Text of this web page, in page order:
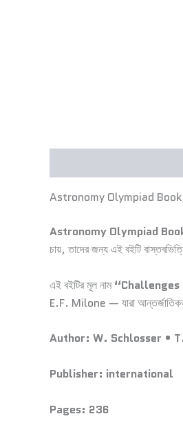
Astronomy Olympiad Book:
Astronomy Olympiad
চায়, তাদের জন্য এই বইটি
এই বইটির মূল নাম
E.F. Milone — যারা
Author: W. Schlosser •
Publisher: international
Pages: 236